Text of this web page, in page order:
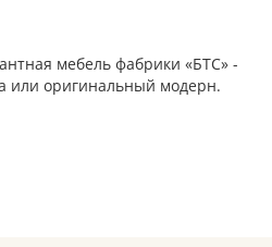
мебель фабрики «БТС» -
или оригинальный модерн.